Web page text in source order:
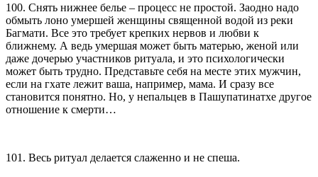
100. Снять нижнее белье – процесс не простой. Заодно надо
обмыть лоно умершей женщины священной водой из реки
Багмати. Все это требует крепких нервов и любви к
ближнему. А ведь умершая может быть матерью, женой или
даже дочерью участников ритуала, и это психологически
может быть трудно. Представьте себя на месте этих мужчин,
если на гхате лежит ваша, например, мама. И сразу все
становится понятно. Но, у непальцев в Пашупатинатхе другое
отношение к смерти…
101. Весь ритуал делается слаженно и не спеша.